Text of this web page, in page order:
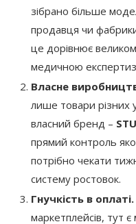
зібрано більше
продавця чи
це дорівнює
медичною
Власне
лише товари різних
власний бренд –
прямий контроль
потрібно чекати
систему ростовок.
Гнучкість в оплаті.
маркетплейсів, тут